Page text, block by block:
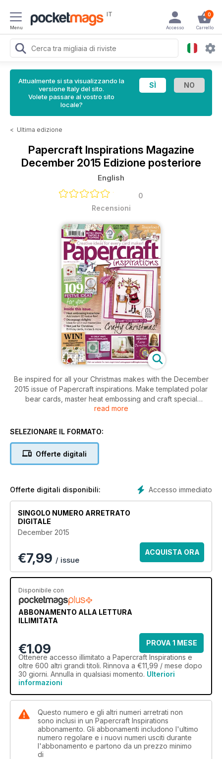
Menu
IT 0
Carrello
Accesso
Attualmente si sta visualizzando la
versione Italy del sito.
Volete passare al vostro sito
locale?
< Ultima edizione
Papercraft Inspirations Magazine
December 2015 Edizione posteriore
English
0
Recensioni
Be inspired for all your Christmas makes with the December
2015 issue of Papercraft inspirations. Make templated polar
bear cards, master heat embossing and craft special
decoupage stars and boxes or a snowglobe paper scene,
more ideas, technique help and your cards on show. Don't
read more
SELEZIONARE IL FORMATO:
Offerte digitali
Accesso immediato
Offerte digitali disponibili:
SINGOLO NUMERO ARRETRATO
DIGITALE
December 2015
€7,99 / issue
ACQUISTA ORA
Disponibile con
ABBONAMENTO ALLA LETTURA
ILLIMITATA
€1.09
PROVA 1 MESE
Ottenere accesso illimitato a Papercraft Inspirations e
oltre 600 altri grandi titoli. Rinnova a €11,99 / mese dopo
30 giorni. Annulla in qualsiasi momento. Ulteriori
informazioni
Questo numero e gli altri numeri arretrati non
sono inclusi in un Papercraft Inspirations
abbonamento. Gli abbonamenti includono l'ultimo
numero regolare e i nuovi numeri usciti durante
l'abbonamento e partono da un prezzo minimo
di